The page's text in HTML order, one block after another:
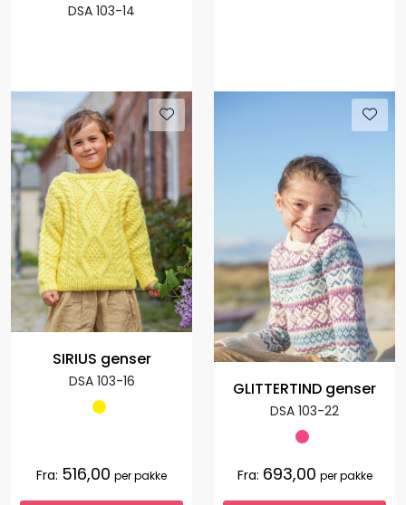
DSA 103-14
SIRIUS genser
DSA 103-16
Fra: 516,00 per pakke
GLITTERTIND genser
DSA 103-22
Fra: 693,00 per pakke